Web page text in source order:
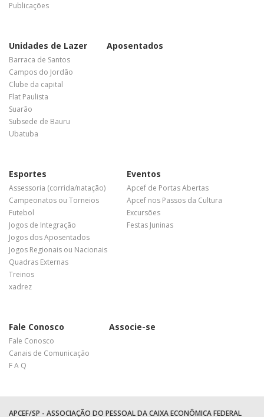
Publicações
Unidades de Lazer
Barraca de Santos
Campos do Jordão
Clube da capital
Flat Paulista
Suarão
Subsede de Bauru
Ubatuba
Aposentados
Esportes
Assessoria (corrida/natação)
Campeonatos ou Torneios
Futebol
Jogos de Integração
Jogos dos Aposentados
Jogos Regionais ou Nacionais
Quadras Externas
Treinos
xadrez
Eventos
Apcef de Portas Abertas
Apcef nos Passos da Cultura
Excursões
Festas Juninas
Fale Conosco
Fale Conosco
Canais de Comunicação
F A Q
Associe-se
APCEF/SP - ASSOCIAÇÃO DO PESSOAL DA CAIXA ECONÔMICA FEDERAL